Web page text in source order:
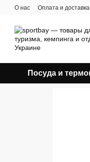
Перейти к основному
О нас Оплата и доставка
Посуда и